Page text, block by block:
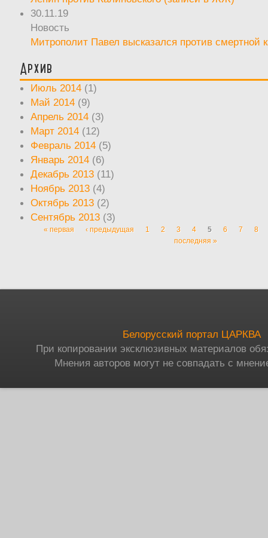
30.11.19
Новость
Митрополит Павел высказался против смертной
Архив
Июль 2014 (1)
Май 2014 (9)
Апрель 2014 (3)
Март 2014 (12)
Февраль 2014 (5)
Январь 2014 (6)
Декабрь 2013 (11)
Ноябрь 2013 (4)
Октябрь 2013 (2)
Сентябрь 2013 (3)
Страницы
« первая ‹ предыдущая 1 2 3 4 5 6 7
8
последняя »
Белорусский портал ЦАРКВА
При копировании эксклюзивных материалов
Мнения авторов могут не совпадать с